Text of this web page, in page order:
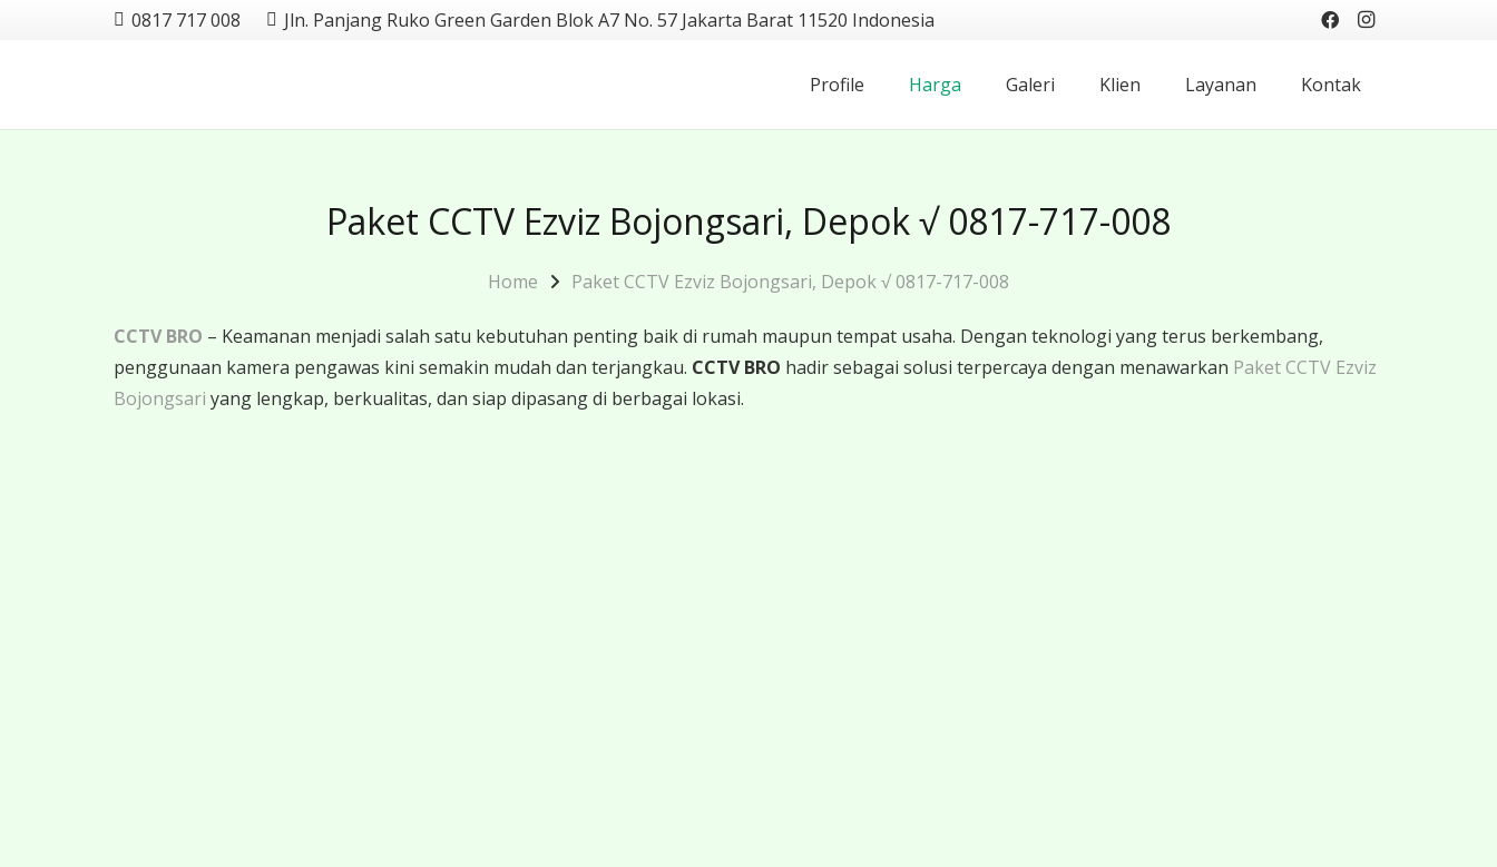
0817 717 008 Jln. Panjang Ruko Green Garden Blok A7 No. 57 Jakarta Barat 11520 Indonesia
Profile Harga Galeri Klien Layanan Kontak
Paket CCTV Ezviz Bojongsari, Depok √ 0817-717-008
Home Paket CCTV Ezviz Bojongsari, Depok √ 0817-717-008
CCTV BRO – Keamanan menjadi salah satu kebutuhan penting baik di rumah maupun tempat usaha. Dengan teknologi yang terus berkembang,
penggunaan kamera pengawas kini semakin mudah dan terjangkau. CCTV BRO hadir sebagai solusi terpercaya dengan menawarkan Paket CCTV Ezviz
Bojongsari yang lengkap, berkualitas, dan siap dipasang di berbagai lokasi.